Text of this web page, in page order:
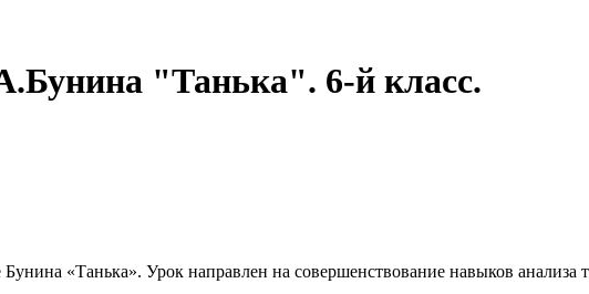
"Танька". 6-й класс.
«Танька». Урок направлен на совершенствование навыков анализа